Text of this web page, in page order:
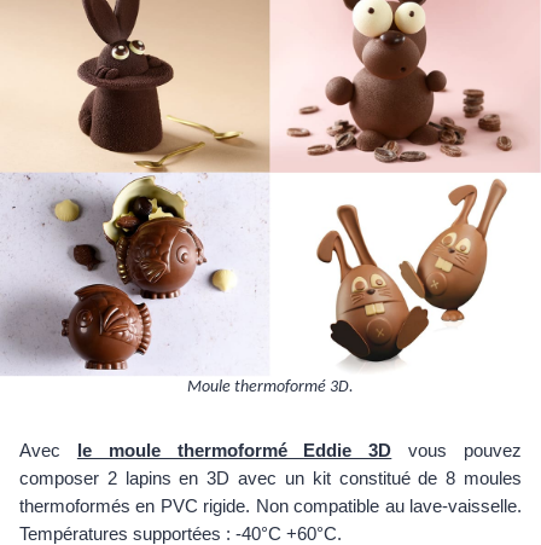
Moule thermoformé 3D.
Avec le moule thermoformé Eddie 3D vous pouvez
composer 2 lapins en 3D avec un kit constitué de 8 moules
thermoformés en PVC rigide. Non compatible au lave-vaisselle.
Températures supportées : -40°C +60°C.